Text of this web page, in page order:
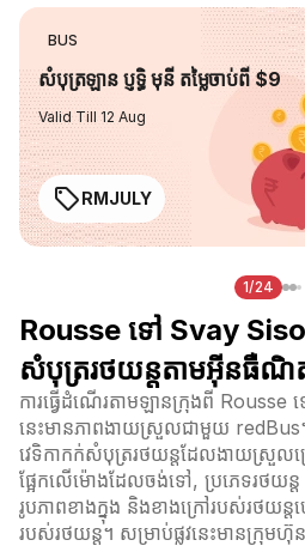
BUS
សំបុត្រឡាន ប្ញទ្ធិ មុនី តម្លៃចាប់ពី $9
Valid Till 12 Aug
RMJULY
1/24
Rousse ទៅ Svay
សំបុត្ររថយន្តតាមអ៊ីនធឺណិ
ការធ្វើដំណើរតាមឡានក្រុងពី
នេះមានភាពងាយស្រួលជាមួយ redBus
វេទិកាកក់សំបុត្ររថយន្តដែលងាយស្រួលប្
ផ្អែកលើម៉ោងដែលចង់ទៅ, ប្រភេទរថយន្ត
រូបភាពខាងក្នុង និងខាងក្រៅរបស់រថ
របស់រថយន្ត។ សម្រាប់ផ្លូវនេះមានក្រុ